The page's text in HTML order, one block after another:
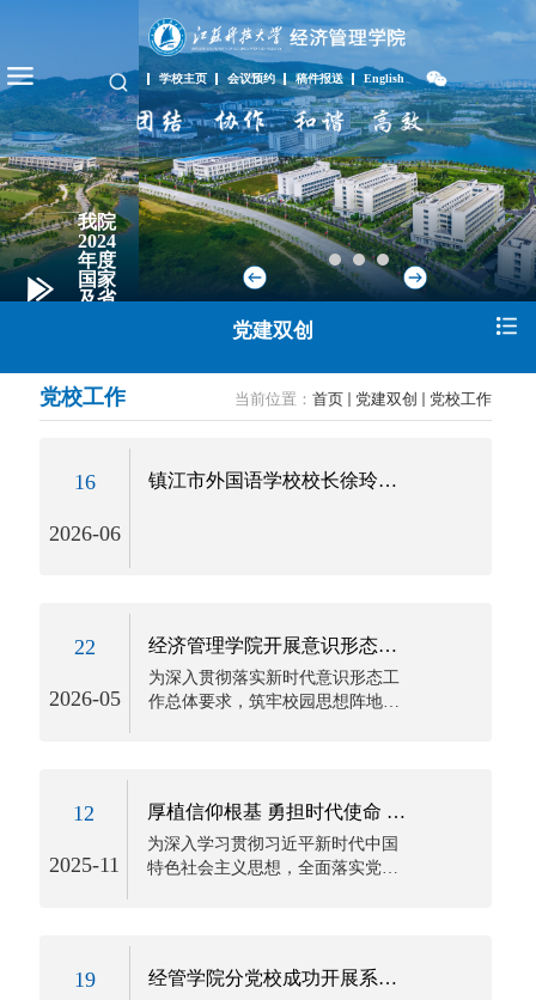
学校主页 会议预约 稿件报送 English
学院
在
2025
省研
究生
优质
教学
党建双创
当前位置： 首页 党建双创 党校工作
党校工作
16
2026-06
镇江市外国语学校校长徐玲受邀讲授“培根铸魂 启智润心”文化育...
22
2026-05
经济管理学院开展意识形态工作专题培训
为深入贯彻落实新时代意识形态工
作总体要求，筑牢校园思想阵地，
12
2025-11
厚植信仰根基 勇担时代使命 ——经济管理学院开展新生入党启蒙教...
为深入学习贯彻习近平新时代中国
特色社会主义思想，全面落实党的
19 经管学院分党校成功开展系列实践活动